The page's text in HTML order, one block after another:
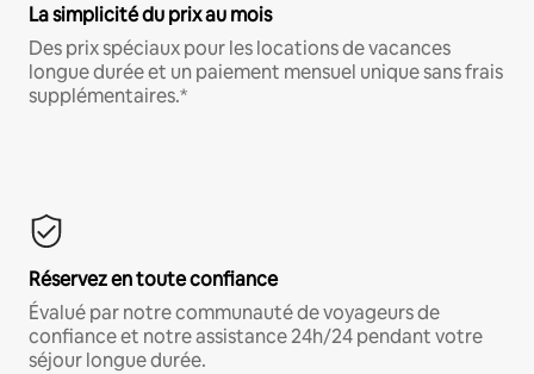
La simplicité du prix au mois
Des prix spéciaux pour les locations de vacances
longue durée et un paiement mensuel unique sans frais
supplémentaires.*
Réservez en toute confiance
Évalué par notre communauté de voyageurs de
confiance et notre assistance 24h/24 pendant votre
séjour longue durée.